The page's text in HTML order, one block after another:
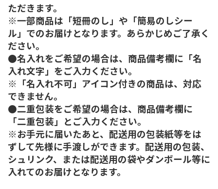
ただきます。
※一部商品は「短冊のし」や「簡易のしシー
ル」でのお届けとなります。あらかじめご了承く
ださい。
●名入れをご希望の場合は、商品備考欄に「名
入れ文字」をご入力ください。
※「名入れ不可」アイコン付きの商品は、対応
できません。
●二重包装をご希望の場合は、商品備考欄に
「二重包装」とご入力ください。
※お手元に届いたあと、配送用の包装紙等をは
ずして先様に手渡しができます。配送用の包装、
シュリンク、または配送用の袋やダンボール等に
入れてのお届けとなります。